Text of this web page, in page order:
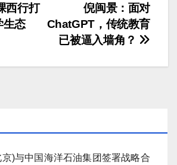
倪闽景：面对
ChatGPT，传统教育
已被逼入墙角？
西行打
生态
)与中国海洋石油集团签署战略合